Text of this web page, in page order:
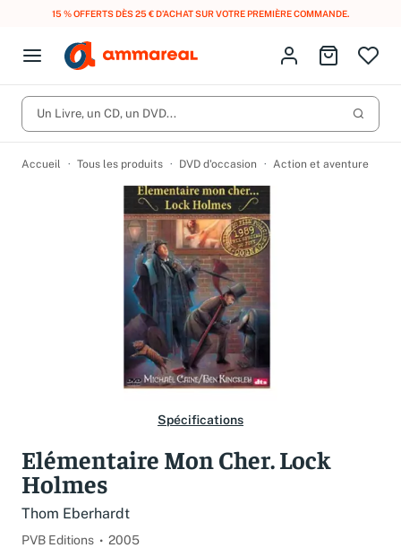
15 % OFFERTS DÈS 25 € D’ACHAT SUR VOTRE PREMIÈRE COMMANDE.
Open menu
Fermer le menu
CD d'occasion
DVD d'occasion
Vinyles d'occasion
Meilleures ventes
Nos engagements
Lancer
Vous n'avez pas trouvé l'article que vous cherchiez ?
Activez les notifications dans votre compte pour être alerté dès
qu'il est en stock.
Créer une alerte
Identifiez-vous
Aller au
Un Livre, un CD, un DVD...
Accueil Tous les produits DVD d'occasion Action et aventure
Spécifications
Elémentaire Mon Cher. Lock
Holmes
Thom Eberhardt
PVB Editions 2005